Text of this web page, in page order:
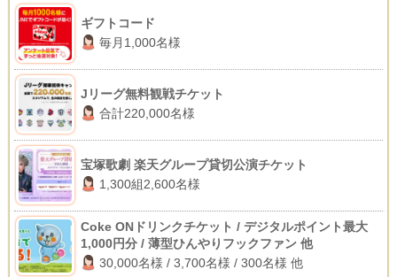
ギフトコード
毎月1,000名様
Jリーグ無料観戦チケット
合計220,000名様
宝塚歌劇 楽天グループ貸切公演チケット
1,300組2,600名様
Coke ONドリンクチケット / デジタルポイント最大
1,000円分 / 薄型ひんやりフックファン 他
30,000名様 / 3,700名様 / 300名様 他